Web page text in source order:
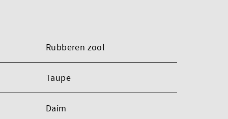
Rubberen zool
Taupe
Daim